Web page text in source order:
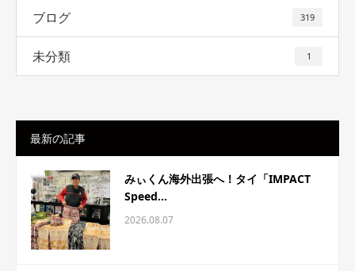
ブログ 319
未分類 1
最新の記事
みぃくん海外出張へ！タイ「IMPACT
Speed...
2026.08.07